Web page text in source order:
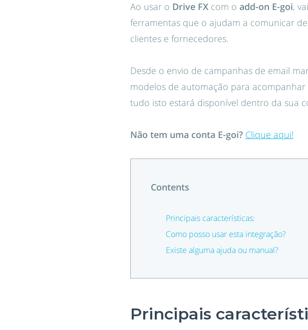
Ao usar o Drive FXcom o add-on E-goi,
ferramentas que o ajudam a comunicar
clientes e fornecedores.
Desde o envio de campanhas de email
modelos de automação para
tudo isto estará disponível dentro da sua
Não tem uma conta E-goi? Clique aqui!
Contents
Principais características:
Como posso usar esta integração?
Existe alguma ajuda ou manual?
Principais